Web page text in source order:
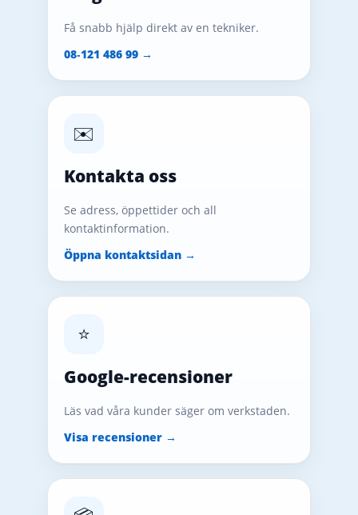
Få snabb hjälp direkt av en tekniker.
08‑121 486 99 →
✉️
Kontakta oss
Se adress, öppettider och all
kontaktinformation.
Öppna kontaktsidan →
⭐
Google-recensioner
Läs vad våra kunder säger om verkstaden.
Visa recensioner →